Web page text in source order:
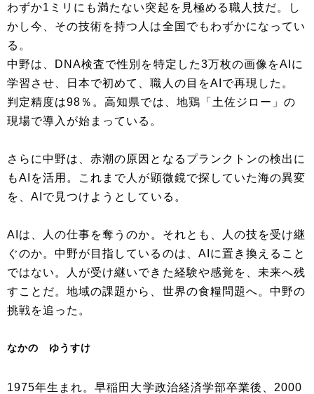
わずか1ミリにも満たない突起を見極める職人技だ。し
かし今、その技術を持つ人は全国でもわずかになってい
る。
中野は、DNA検査で性別を特定した3万枚の画像をAIに
学習させ、日本で初めて、職人の目をAIで再現した。
判定精度は98％。高知県では、地鶏「土佐ジロー」の
現場で導入が始まっている。
さらに中野は、赤潮の原因となるプランクトンの検出に
もAIを活用。これまで人が顕微鏡で探していた海の異変
を、AIで見つけようとしている。
AIは、人の仕事を奪うのか。それとも、人の技を受け継
ぐのか。中野が目指しているのは、AIに置き換えること
ではない。人が受け継いできた経験や感覚を、未来へ残
すことだ。地域の課題から、世界の食糧問題へ。中野の
挑戦を追った。
なかの ゆうすけ
1975年生まれ。早稲田大学政治経済学部卒業後、2000